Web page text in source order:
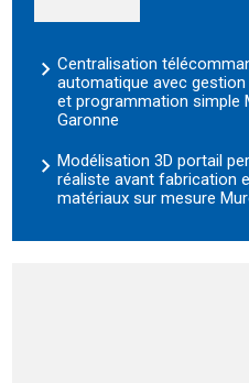
Centralisation
automatique avec
et programmation simple
Garonne
Modélisation 3D portail
réaliste avant fabrication
matériaux sur mesure